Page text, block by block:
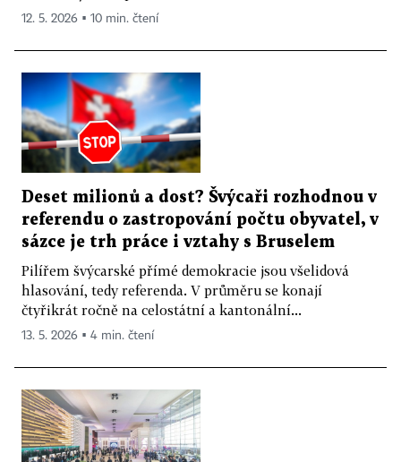
12. 5. 2026 ▪ 10 min. čtení
Deset milionů a dost? Švýcaři rozhodnou v
referendu o zastropování počtu obyvatel, v
sázce je trh práce i vztahy s Bruselem
Pilířem švýcarské přímé demokracie jsou všelidová
hlasování, tedy referenda. V průměru se konají
čtyřikrát ročně na celostátní a kantonální...
13. 5. 2026 ▪ 4 min. čtení